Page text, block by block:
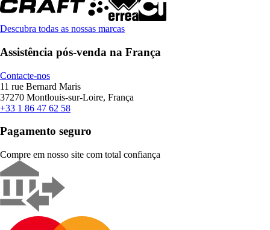
Descubra todas as nossas marcas
Assistência pós-venda na França
Contacte-nos
11 rue Bernard Maris
37270 Montlouis-sur-Loire, França
+33 1 86 47 62 58
Pagamento seguro
Compre em nosso site com total confiança